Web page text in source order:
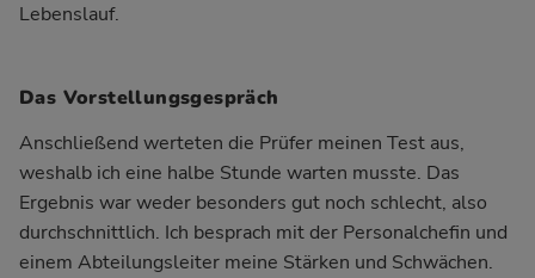
Lebenslauf.
Das Vorstellungsgespräch
Anschließend werteten die Prüfer meinen Test aus,
weshalb ich eine halbe Stunde warten musste. Das
Ergebnis war weder besonders gut noch schlecht, also
durchschnittlich. Ich besprach mit der Personalchefin und
einem Abteilungsleiter meine Stärken und Schwächen.